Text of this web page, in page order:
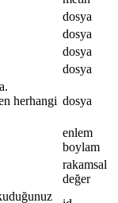
dosya
dosya
dosya
dosya
herhangi dosya
enlem
boylam
rakamsal
değer